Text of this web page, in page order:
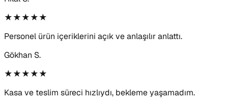
★★★★★
Personel ürün içeriklerini açık ve anlaşılır anlattı.
Gökhan S.
★★★★★
Kasa ve teslim süreci hızlıydı, bekleme yaşamadım.